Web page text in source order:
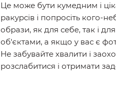
Це може бути кумедним і
ракурсів і попросіть кого-
образи, як для себе, так і
об'єктами, а якщо у вас є
Не забувайте хвалити і
розслабитися і отримати